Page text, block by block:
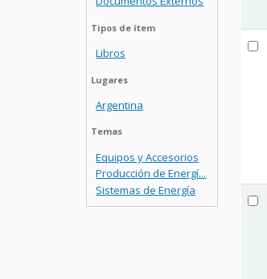
Tipos de ítem
Libros
Lugares
Argentina
Temas
Equipos y Accesorios
Producción de Energí...
Sistemas de Energía